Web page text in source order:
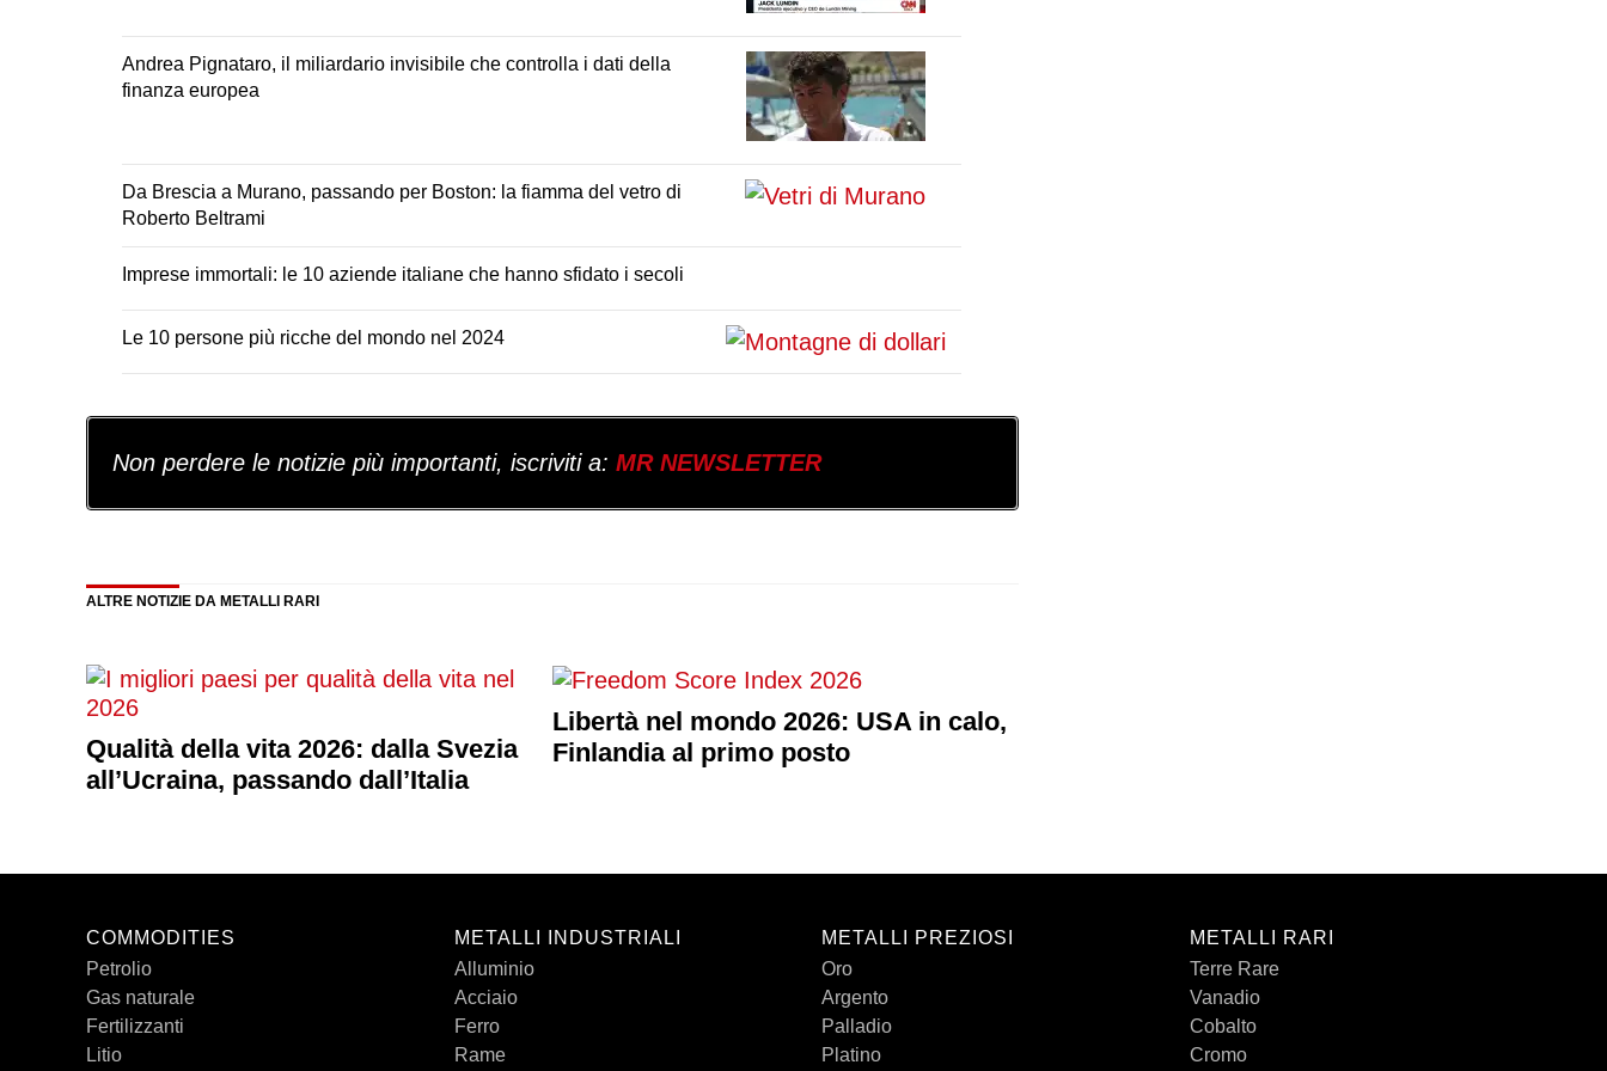
Andrea Pignataro, il miliardario invisibile che controlla i dati della
finanza europea
Da Brescia a Murano, passando per Boston: la fiamma del vetro di
Roberto Beltrami
Imprese immortali: le 10 aziende italiane che hanno sfidato i secoli
Le 10 persone più ricche del mondo nel 2024
Non perdere le notizie più importanti, iscriviti a: MR NEWSLETTER
ALTRE NOTIZIE DA METALLI RARI
Qualità della vita 2026: dalla Svezia
all’Ucraina, passando dall’Italia
Libertà nel mondo 2026: USA in calo,
Finlandia al primo posto
COMMODITIES
Petrolio
Gas naturale
Fertilizzanti
Litio
METALLI INDUSTRIALI
Alluminio
Acciaio
Ferro
Rame
METALLI PREZIOSI
Oro
Argento
Palladio
Platino
METALLI RARI
Terre Rare
Vanadio
Cobalto
Cromo